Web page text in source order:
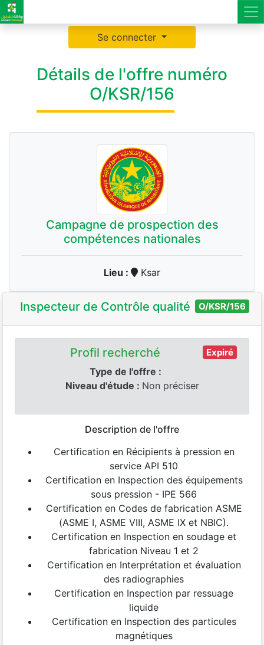
Se connecter
Détails de l'offre numéro
O/KSR/156
Campagne de prospection des
compétences nationales
Lieu : Ksar
Inspecteur de Contrôle qualité O/KSR/156
Profil recherché Expiré
Type de l'offre :
Niveau d'étude : Non préciser
Description de l'offre
Certification en Récipients à pression en
service API 510
Certification en Inspection des équipements
sous pression - IPE 566
Certification en Codes de fabrication ASME
(ASME I, ASME VIII, ASME IX et NBIC).
Certification en Inspection en soudage et
fabrication Niveau 1 et 2
Certification en Interprétation et évaluation
des radiographies
Certification en Inspection par ressuage
liquide
Certification en Inspection des particules
magnétiques